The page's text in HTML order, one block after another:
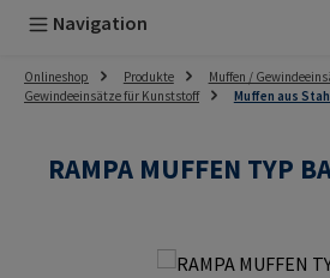
Navigation
Onlineshop Produkte
Muffen /
Gewindeeinsätze für Kunststoff
Muffen aus
RAMPA MUFFEN TYP
Bildergalerie überspringen